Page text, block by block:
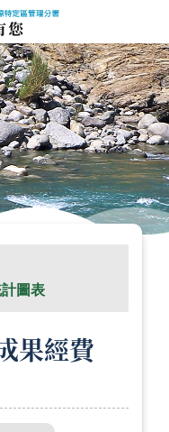
_
圖表
果經費